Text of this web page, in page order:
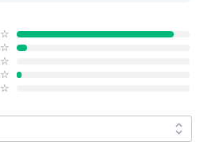
☆
☆
☆
☆
☆